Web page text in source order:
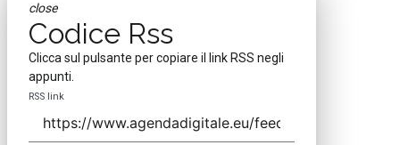
close
Codice Rss
Clicca sul pulsante per copiare il link RSS negli
appunti.
RSS link